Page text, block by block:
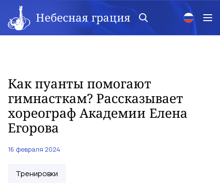
Небесная грация
Как пуанты помогают
гимнасткам? Рассказывает
хореограф Академии Елена
Егорова
16 февраля 2024
Тренировки